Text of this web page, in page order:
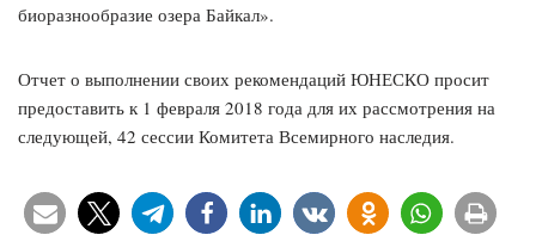
биоразнообразие озера Байкал».
Отчет о выполнении своих рекомендаций ЮНЕСКО просит
предоставить к 1 февраля 2018 года для их рассмотрения на
следующей, 42 сессии Комитета Всемирного наследия.